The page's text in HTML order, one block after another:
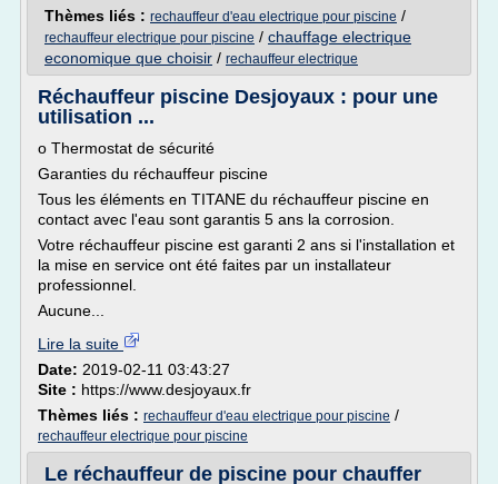
Thèmes liés : rechauffeur d'eau electrique pour piscine /
rechauffeur electrique pour piscine / chauffage electrique
economique que choisir / rechauffeur electrique
Réchauffeur piscine Desjoyaux : pour une
utilisation ...
o Thermostat de sécurité
Garanties du réchauffeur piscine
Tous les éléments en TITANE du réchauffeur piscine en
contact avec l'eau sont garantis 5 ans la corrosion.
Votre réchauffeur piscine est garanti 2 ans si l'installation et
la mise en service ont été faites par un installateur
professionnel.
Aucune...
Lire la suite
Date: 2019-02-11 03:43:27
Site : https://www.desjoyaux.fr
Thèmes liés : rechauffeur d'eau electrique pour piscine /
rechauffeur electrique pour piscine
Le réchauffeur de piscine pour chauffer